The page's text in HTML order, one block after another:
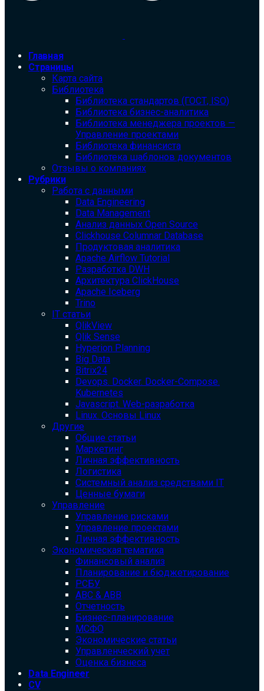
Главная
Страницы
Карта сайта
Библиотека
Библиотека cтандартов (ГОСТ, ISO)
Библиотека бизнес-аналитика
Библиотека менеджера проектов —
Управление проектами
Библиотека финансиста
Библиотека шаблонов документов
Отзывы о компаниях
Рубрики
Работа с данными
Data Engineering
Data Management
Анализ данных Open Source
Clickhouse Columnar Database
Продуктовая аналитика
Apache Airflow Tutorial
Разработка DWH
Архитектура ClickHouse
Apache Iceberg
Trino
IT статьи
QlikView
Qlik Sense
Hyperion Planning
Big Data
Bitrix24
Devops. Docker. Docker-Compose.
Kubernetes
Javascript. Web-разработка
Linux. Основы Linux
Другие
Общие статьи
Маркетинг
Личная эффективность
Логистика
Системный анализ средствами IT
Ценные бумаги
Управление
Управление рисками
Управление проектами
Личная эффективность
Экономическая тематика
Финансовый анализ
Планирование и бюджетирование
РСБУ
ABC & ABB
Отчетность
Бизнес-планирование
МСФО
Экономические статьи
Управленческий учет
Оценка бизнеса
Data Engineer
CV